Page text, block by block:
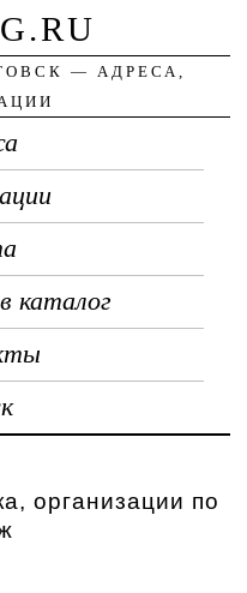
— АДРЕСА,
каталог
организации по